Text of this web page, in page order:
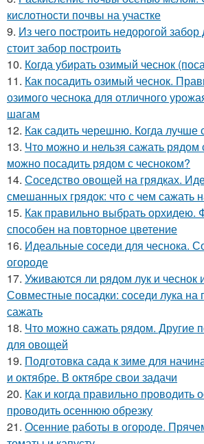
кислотности почвы на участке
9. Из чего построить недорогой
стоит забор построить
10. Когда убирать озимый чеснок
11. Как посадить озимый чеснок.
озимого чеснока для отличного
шагам
12. Как садить черешню. Когда
13. Что можно и нельзя сажать рядом
можно посадить рядом с чесноком?
14. Соседство овощей на грядках.
смешанных грядок: что с чем сажать
15. Как правильно выбрать орхидею.
способен на повторное цветение
16. Идеальные соседи для чеснока.
огороде
17. Уживаются ли рядом лук и чеснок
Совместные посадки: соседи лука на
сажать
18. Что можно сажать рядом. Другие
для овощей
19. Подготовка сада к зиме для
и октябре. В октябре свои задачи
20. Как и когда правильно проводить
проводить осеннюю обрезку
21. Осенние работы в огороде.